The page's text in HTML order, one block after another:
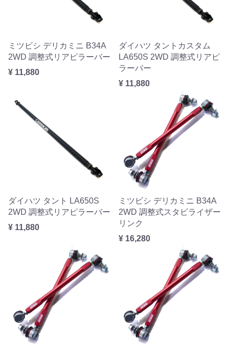
ミツビシ デリカミニ B34A
2WD 調整式リアピラーバー
¥ 11,880
ダイハツ タントカスタム
LA650S 2WD 調整式リアピ
ラーバー
¥ 11,880
ダイハツ タント LA650S
2WD 調整式リアピラーバー
¥ 11,880
ミツビシ デリカミニ B34A
2WD 調整式スタビライザー
リンク
¥ 16,280